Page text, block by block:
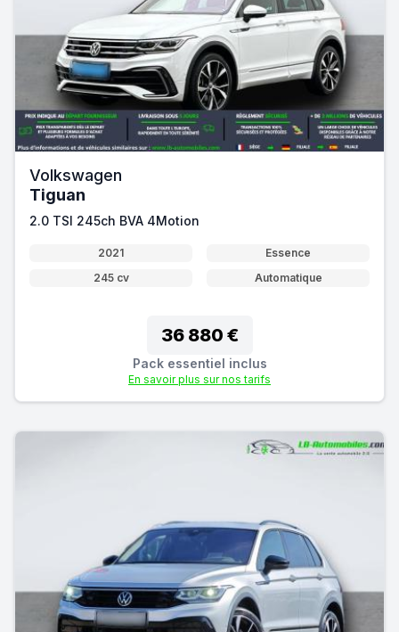
Volkswagen
Tiguan
2.0 TSI 245ch BVA 4Motion
2021
Essence
245 cv
Automatique
36 880 €
Pack essentiel inclus
En savoir plus sur nos tarifs